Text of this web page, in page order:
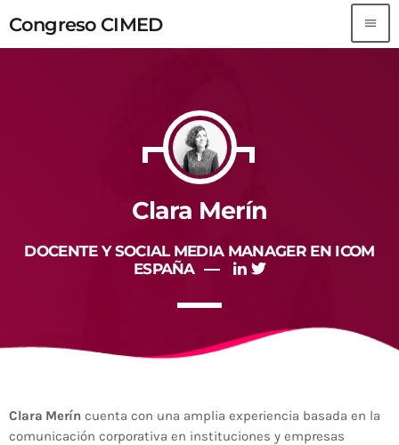
Congreso CIMED
menu
Sorry, there is nothing for the moment.
Clara Merín
DOCENTE Y SOCIAL MEDIA MANAGER EN ICOM
ESPAÑA
Clara Meríncuenta con una amplia experiencia basada en la
comunicación corporativa en instituciones y empresas